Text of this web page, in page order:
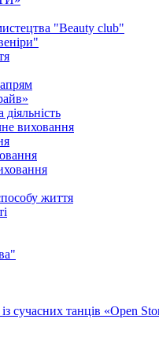
"Beauty club"
виховання
життя
сучасних танців «Open